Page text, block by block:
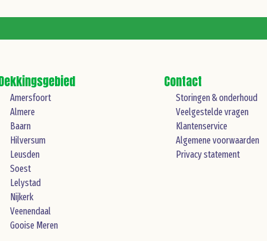
Amersfoort
Almere
Baarn
Hilversum
Leusden
Soest
Lelystad
Nijkerk
Veenendaal
Gooise Meren
Contact
Storingen & onderhoud
Veelgestelde vragen
Klantenservice
Algemene voorwaarden
Privacy statement